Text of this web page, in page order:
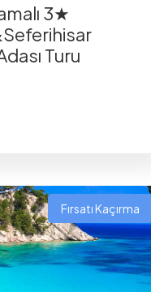
3★
Turu
Fırsatı Kaçırma